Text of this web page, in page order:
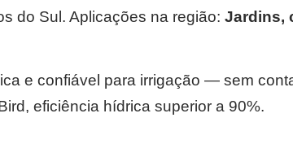
do Sul. Aplicações na região: Jardins,
e confiável para irrigação — sem
eficiência hídrica superior a 90%.